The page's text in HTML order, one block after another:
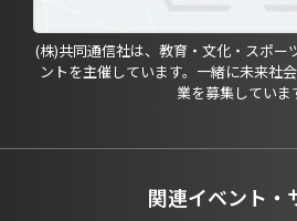
(株)共同通信社は、教育・文化・スポー
ントを主催しています。一緒に未来社
業を募集していま
関連イベント・